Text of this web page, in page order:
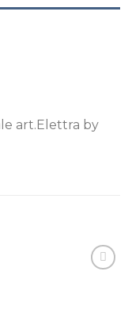
art.Elettra by